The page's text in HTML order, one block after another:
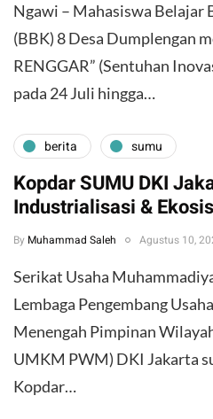
​Ngawi – Mahasiswa Belajar
(BBK) 8 Desa Dumplengan
RENGGAR” (Sentuhan
pada 24 Juli hingga…
berita sumu
Kopdar SUMU DKI
Industrialisasi &
By Muhammad Saleh Agustus 10,
Serikat Usaha
Lembaga Pengembang
Menengah Pimpinan
UMKM PWM) DKI Jakarta
Kopdar…